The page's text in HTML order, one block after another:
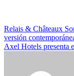
Navegación
de
Relais & Châteaux
versión
Axel Hotels presenta